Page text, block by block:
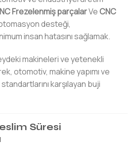
Frezelenmiş parçalarVeCNC
desteği,
insan hatasını sağlamak.
makineleri ve yetenekli
otomotiv, makine yapımı ve
karşılayan buji
Süresi